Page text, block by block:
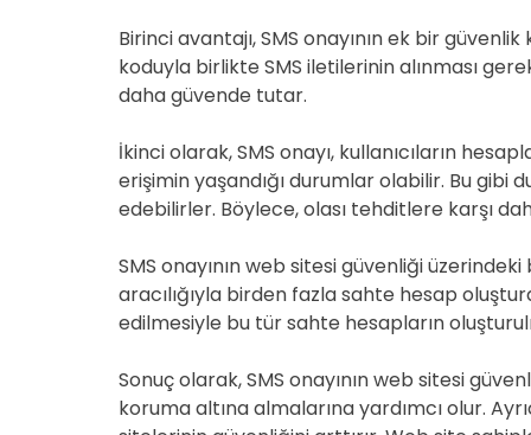
Birinci avantajı, SMS onayının ek bir
koduyla birlikte SMS iletilerinin alınması
daha güvende tutar.
İkinci olarak, SMS onayı, kullanıcıların
erişimin yaşandığı durumlar olabilir. Bu gibi
edebilirler. Böylece, olası tehditlere karşı
SMS onayının web sitesi güvenliği
aracılığıyla birden fazla sahte hesap
edilmesiyle bu tür sahte hesapların
Sonuç olarak, SMS onayının web sitesi
koruma altına almalarına yardımcı olur.